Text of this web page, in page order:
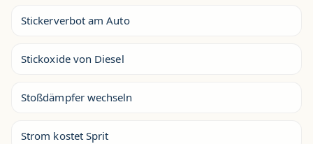
Stickerverbot am Auto
Stickoxide von Diesel
Stoßdämpfer wechseln
Strom kostet Sprit